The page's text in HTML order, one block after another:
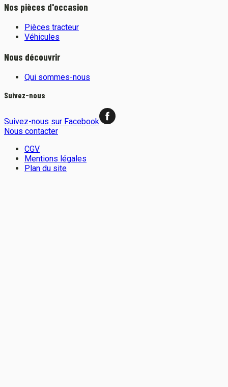
Nos pièces d'occasion
Pièces tracteur
Véhicules
Nous découvrir
Qui sommes-nous
Suivez-nous
Suivez-nous sur Facebook
Nous contacter
CGV
Mentions légales
Plan du site